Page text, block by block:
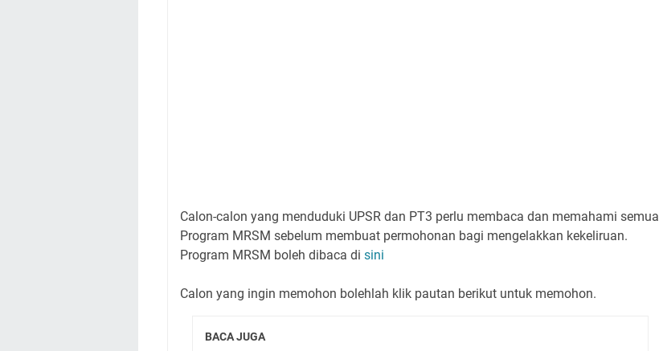
Calon-calon yang menduduki UPSR dan PT3 perlu membaca dan memahami semua
Program MRSM sebelum membuat permohonan bagi mengelakkan kekeliruan.
Program MRSM boleh dibaca di sini
Calon yang ingin memohon bolehlah klik pautan berikut untuk memohon.
BACA JUGA